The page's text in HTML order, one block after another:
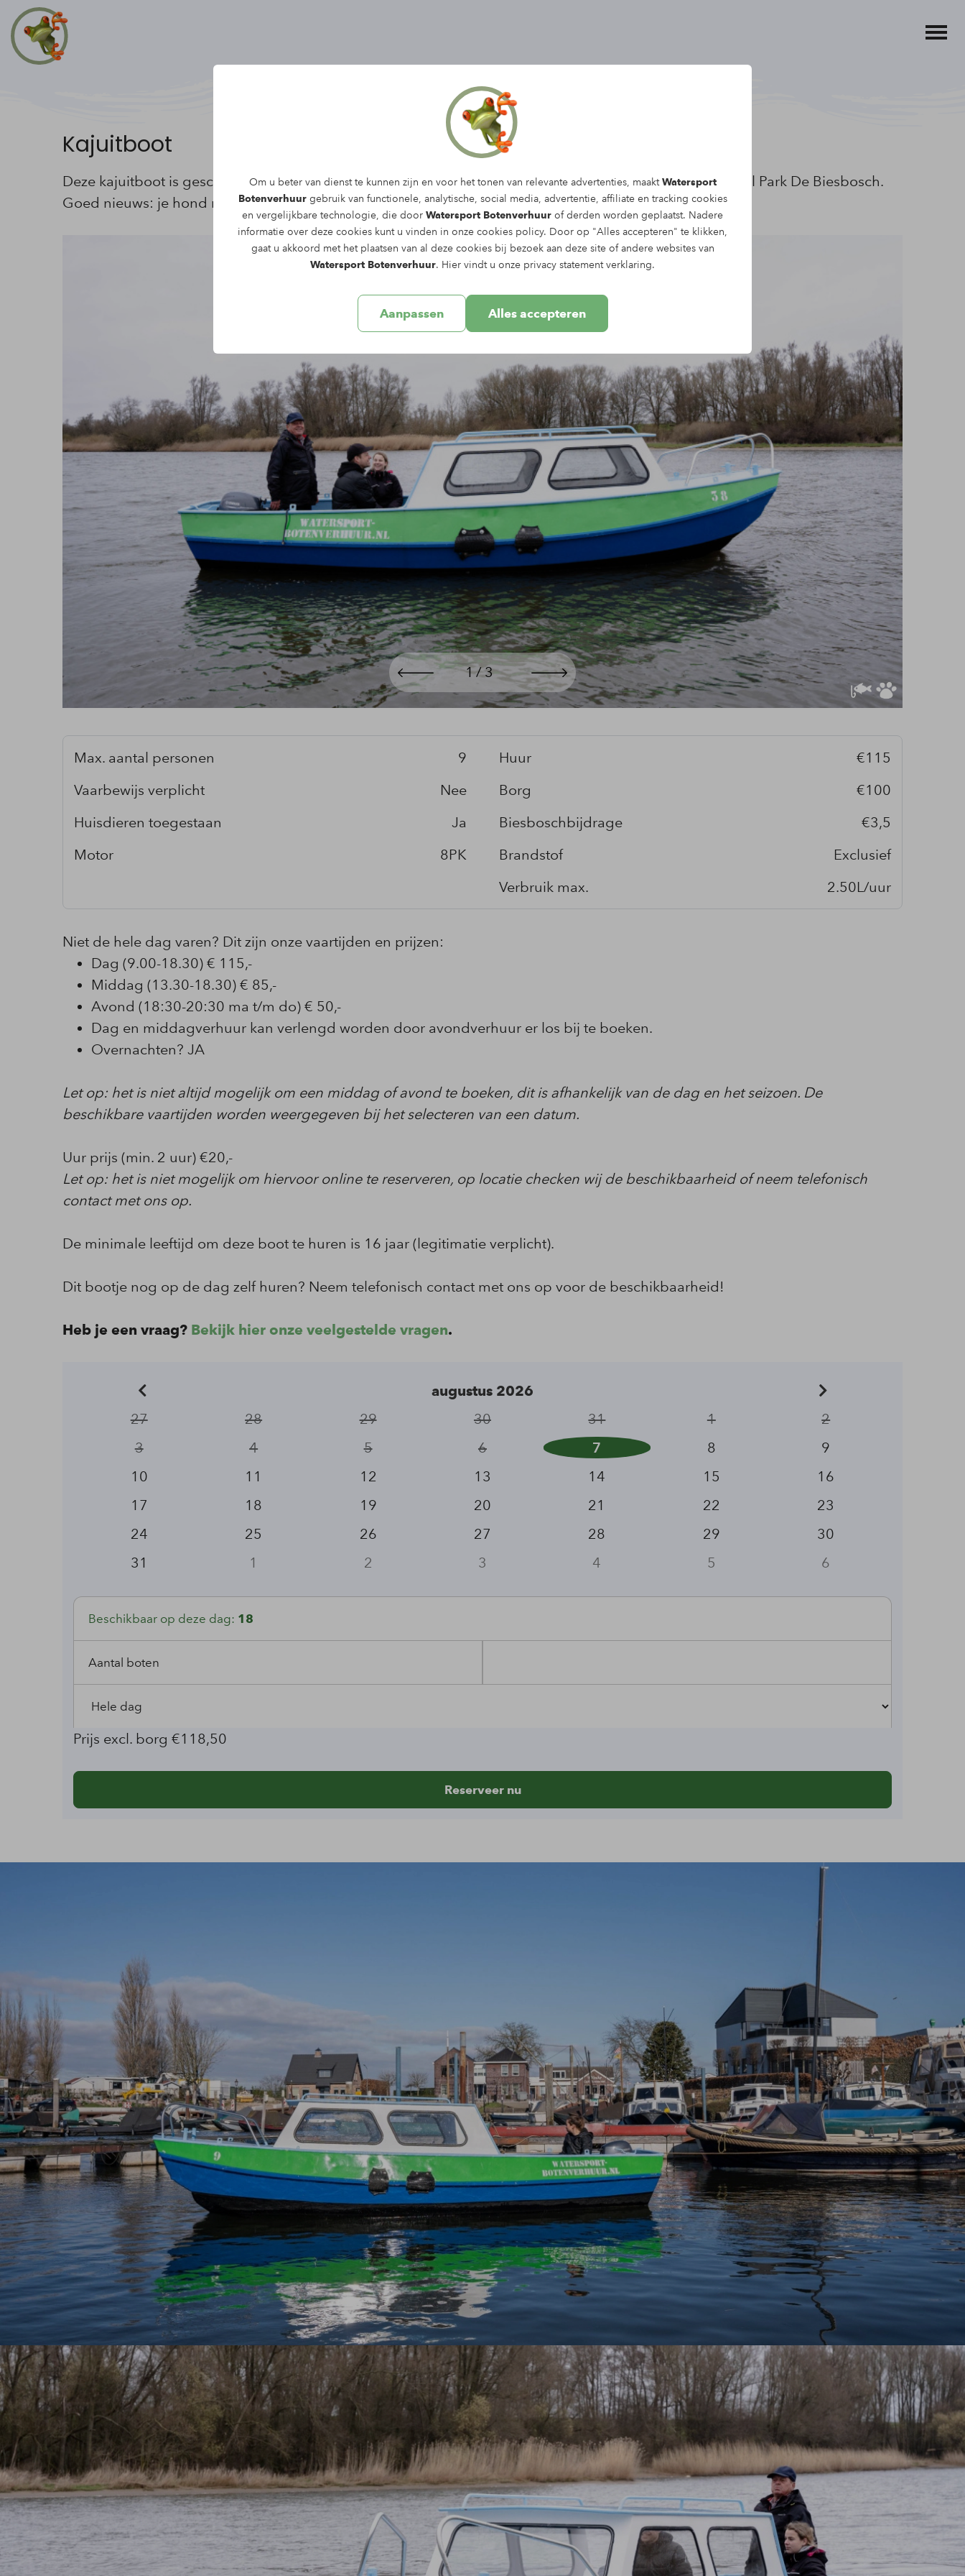
Om u beter van dienst te kunnen zijn en voor het tonen van relevante advertenties, maaktWatersport
Botenverhuurgebruik van functionele, analytische, social media, advertentie, affiliate en tracking cookies
en vergelijkbare technologie, die door Watersport Botenverhuur of derden worden geplaatst. Nadere
informatie over deze cookies kunt u vinden in onze cookies policy. Door op "Alles accepteren" te klikken,
gaat u akkoord met het plaatsen van al deze cookies bij bezoek aan deze site of andere websites van
Watersport Botenverhuur. Hier vindt u onze privacy statementverklaring.
Aanpassen Alles accepteren
Kajuitboot
Deze kajuitboot is geschikt voor maximaal 9 personen en is perfect voor een aangename dag in Nationaal Park De Biesbosch.
Goed nieuws: je hond mag ook mee aan boord!
Max. aantal personen
9
Vaarbewijs verplicht
Nee
Huisdieren toegestaan
Ja
Motor
8PK
Huur
€115
Borg
€100
Biesboschbijdrage
€3,5
Brandstof
Exclusief
Verbruik max.
2.50L/uur
Niet de hele dag varen? Dit zijn onze vaartijden en prijzen:
Dag (9.00-18.30) € 115,-
Middag (13.30-18.30) € 85,-
Avond (18:30-20:30 ma t/m do) € 50,-
Dag en middagverhuur kan verlengd worden door avondverhuur er los bij te boeken.
Overnachten? JA
Let op: het is niet altijd mogelijk om een middag of avond te boeken, dit is afhankelijk van de dag en het seizoen. De
beschikbare vaartijden worden weergegeven bij het selecteren van een datum.
Uur prijs (min. 2 uur) €20,-
Let op: het is niet mogelijk om hiervoor online te reserveren, op locatie checken wij de beschikbaarheid of neem telefonisch
contact met ons op.
De minimale leeftijd om deze boot te huren is 16 jaar (legitimatie verplicht).
Dit bootje nog op de dag zelf huren? Neem telefonisch contact met ons op voor de beschikbaarheid!
Heb je een vraag? Bekijk hier onze veelgestelde vragen.
augustus 2026
27
28 29 30 31 1
2
3
4 5 6 7 8
9
10
11 12 13 14 15
16
17
18 19 20 21 22
23
24
25 26 27 28 29
30
31
1 2 3 4 5 6
Beschikbaar op deze dag: 18
Aantal boten
Prijs excl. borg €118,50
Reserveer nu